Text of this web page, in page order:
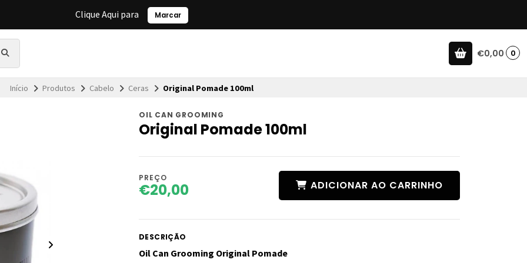
Clique Aqui para Marcar
€0,00 0
Início Produtos Cabelo Ceras Original Pomade 100ml
OIL CAN GROOMING
Original Pomade 100ml
PREÇO
€20,00 ADICIONAR AO CARRINHO
DESCRIÇÃO
Oil Can Grooming Original Pomade